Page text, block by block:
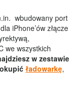
wbudowany port
iPhone’ów złącze
we wszystkich
w zestawie
ładowarkę,